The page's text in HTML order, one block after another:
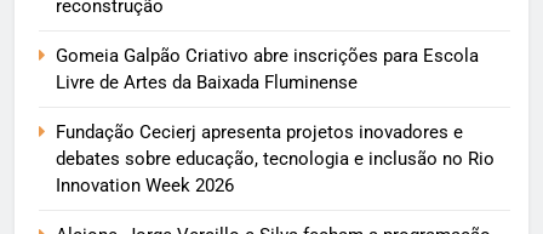
reconstrução
Gomeia Galpão Criativo abre inscrições para Escola
Livre de Artes da Baixada Fluminense
Fundação Cecierj apresenta projetos inovadores e
debates sobre educação, tecnologia e inclusão no Rio
Innovation Week 2026